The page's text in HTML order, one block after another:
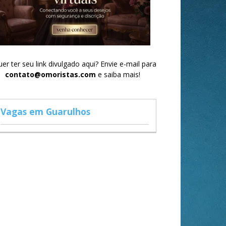
ter seu link divulgado aqui? Envie e-mail para
contato@omoristas.com e saiba mais!
Vagas em Guarulhos